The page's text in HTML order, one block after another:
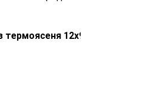
термоясеня 12х95х900-3000 мм